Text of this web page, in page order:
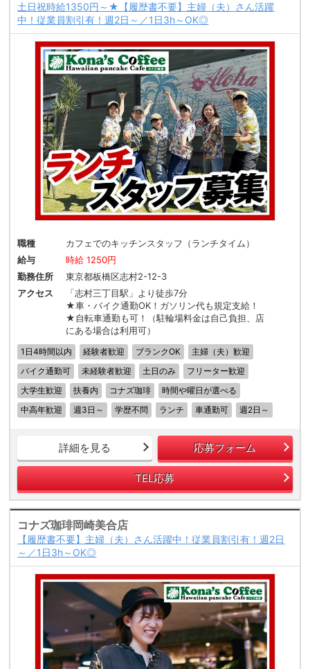
土日祝時給1350円～★【履歴書不要】主婦（夫）さん活躍
中！従業員割引有！週2日～／1日3h～OK◎
職種
カフェでのキッチンスタッフ（ランチタイム）
給与
時給 1250円
勤務住所
東京都板橋区志村2-12-3
アクセス
「志村三丁目駅」より徒歩7分
★車・バイク通勤OK！ガソリン代も規定支給！
★自転車通勤も可！（駐輪場料金は自己負担、店
にある場合は利用可）
1日4時間以内 経験者歓迎 ブランクOK
主婦（夫）歓迎
バイク通勤可
未経験者歓迎 土日のみ
フリーター歓迎
大学生歓迎
扶養内 コナズ珈琲
時間や曜日が選べる
中高年歓迎
週3日～ 学歴不問 ランチ 車通勤可 週2日～
詳細を見る 応募フォーム
TEL応募
コナズ珈琲岡崎美合店
【履歴書不要】主婦（夫）さん活躍中！従業員割引有！週2日
～／1日3h～OK◎